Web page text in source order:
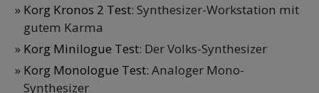
Korg Kronos 2 Test: Synthesizer-Workstation mit
gutem Karma
Korg Minilogue Test: Der Volks-Synthesizer
Korg Monologue Test: Analoger Mono-
Synthesizer